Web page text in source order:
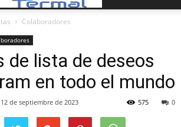
Colaboradores
de lista de deseos
en todo el mundo
12 de septiembre de 2023 0
575